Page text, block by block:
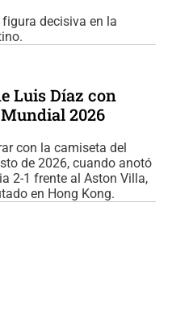
decisiva en la
Luis Díaz con
2026
con la camiseta del
de 2026, cuando anotó
2-1 frente al Aston Villa,
en Hong Kong.